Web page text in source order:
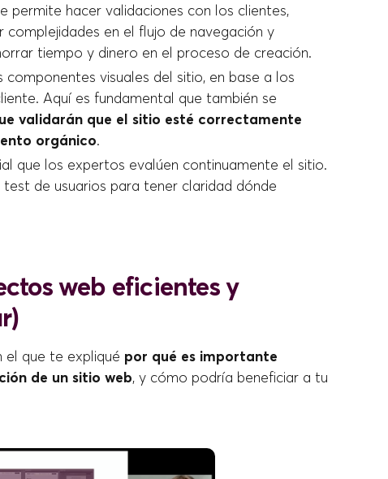
permite hacer validaciones con los clientes,
complejidades en el flujo de navegación y
tiempo y dinero en el proceso de creación.
componentes visuales del sitio, en base a los
Aquí es fundamental que también se
validarán que el sitio esté correctamente
orgánico.
que los expertos evalúen continuamente el sitio.
de usuarios para tener claridad dónde
web eficientes y
el que te expliqué por qué es importante
de un sitio web, y cómo podría beneficiar a tu